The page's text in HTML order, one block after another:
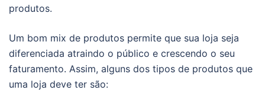
produtos.
Um bom mix de produtos permite que sua loja seja
diferenciada atraindo o público e crescendo o seu
faturamento. Assim, alguns dos tipos de produtos que
uma loja deve ter são: